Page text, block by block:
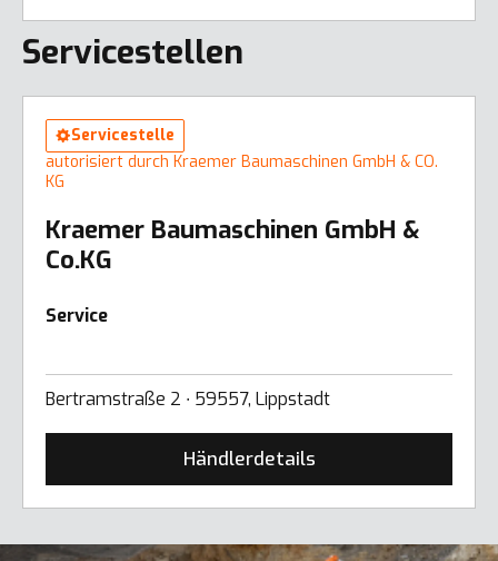
Servicestellen
Servicestelle
autorisiert durch Kraemer Baumaschinen GmbH & CO.
KG
Kraemer Baumaschinen GmbH &
Co.KG
Service
Bertramstraße 2 ∙ 59557, Lippstadt
Händlerdetails